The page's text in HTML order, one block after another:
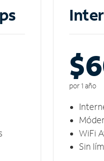
por 1 año
WiFi
Sin